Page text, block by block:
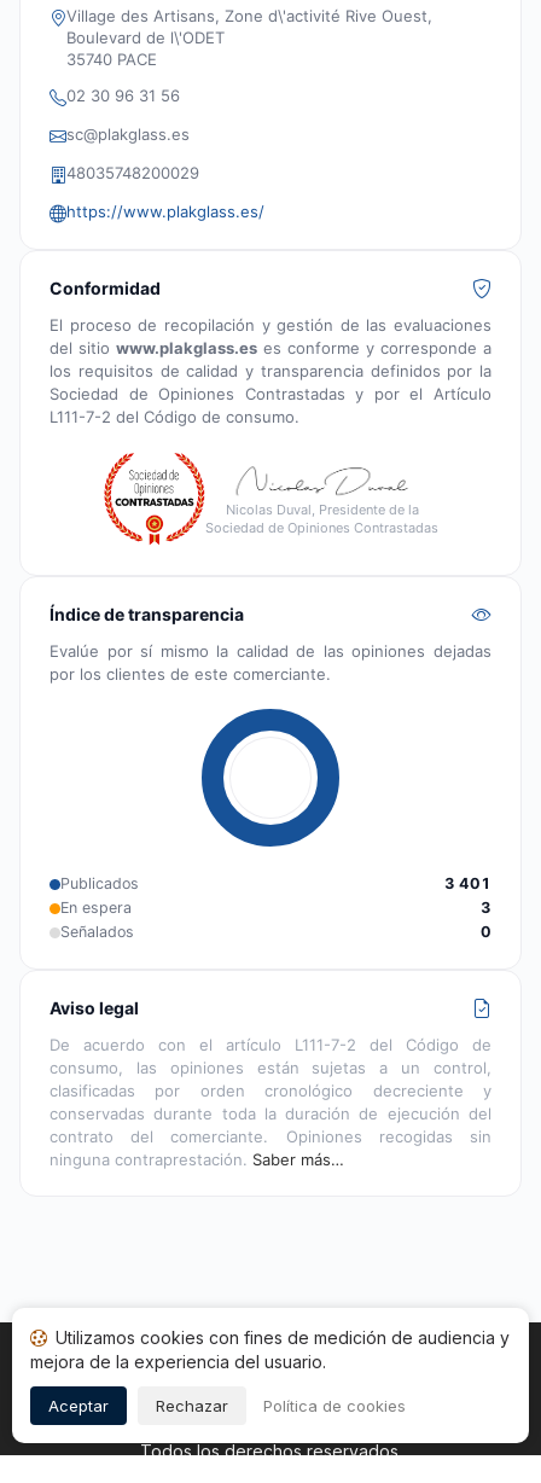
Village des Artisans, Zone d\'activité Rive Ouest,
Boulevard de l\'ODET
35740 PACE
02 30 96 31 56
sc@plakglass.es
48035748200029
https://www.plakglass.es/
Conformidad
El proceso de recopilación y gestión de las evaluaciones
del sitio www.plakglass.es es conforme y corresponde a
los requisitos de calidad y transparencia definidos por la
Sociedad de Opiniones Contrastadas y por el Artículo
L111-7-2 del Código de consumo.
Nicolas Duval, Presidente de la
Sociedad de Opiniones Contrastadas
Índice de transparencia
Evalúe por sí mismo la calidad de las opiniones dejadas
por los clientes de este comerciante.
Publicados
3 401
En espera
3
Señalados
0
Aviso legal
De acuerdo con el artículo L111-7-2 del Código de
consumo, las opiniones están sujetas a un control,
clasificadas por orden cronológico decreciente y
conservadas durante toda la duración de ejecución del
contrato del comerciante. Opiniones recogidas sin
ninguna contraprestación. Saber más…
Inicio Estado opiniones Categorías
Copyright © 2026
Todos los derechos reservados.
Utilizamos cookies con fines de medición de audiencia y
mejora de la experiencia del usuario.
Aceptar Rechazar Política de cookies